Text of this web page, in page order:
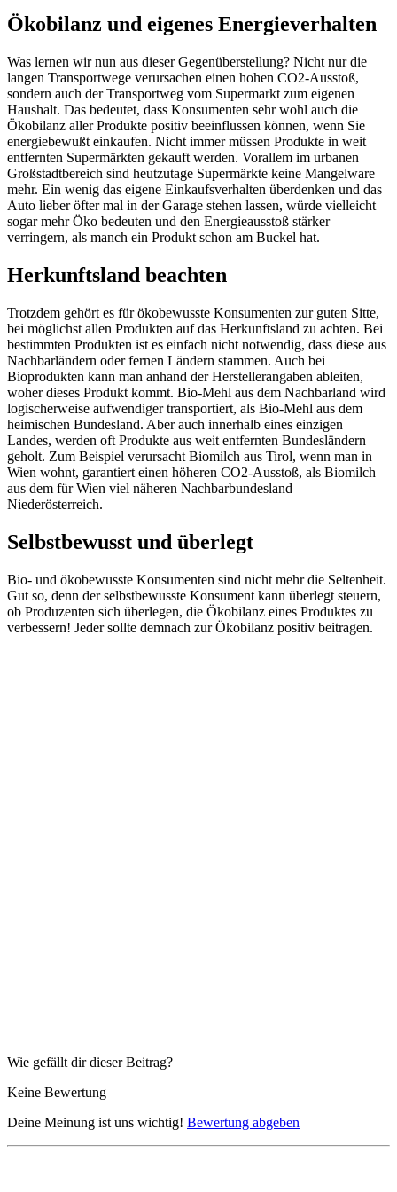
Ökobilanz und eigenes Energieverhalten
Was lernen wir nun aus dieser Gegenüberstellung? Nicht nur die
langen Transportwege verursachen einen hohen CO2-Ausstoß,
sondern auch der Transportweg vom Supermarkt zum eigenen
Haushalt. Das bedeutet, dass Konsumenten sehr wohl auch die
Ökobilanz aller Produkte positiv beeinflussen können, wenn Sie
energiebewußt einkaufen. Nicht immer müssen Produkte in weit
entfernten Supermärkten gekauft werden. Vorallem im urbanen
Großstadtbereich sind heutzutage Supermärkte keine Mangelware
mehr. Ein wenig das eigene Einkaufsverhalten überdenken und das
Auto lieber öfter mal in der Garage stehen lassen, würde vielleicht
sogar mehr Öko bedeuten und den Energieausstoß stärker
verringern, als manch ein Produkt schon am Buckel hat.
Herkunftsland beachten
Trotzdem gehört es für ökobewusste Konsumenten zur guten Sitte,
bei möglichst allen Produkten auf das Herkunftsland zu achten. Bei
bestimmten Produkten ist es einfach nicht notwendig, dass diese aus
Nachbarländern oder fernen Ländern stammen. Auch bei
Bioprodukten kann man anhand der Herstellerangaben ableiten,
woher dieses Produkt kommt. Bio-Mehl aus dem Nachbarland wird
logischerweise aufwendiger transportiert, als Bio-Mehl aus dem
heimischen Bundesland. Aber auch innerhalb eines einzigen
Landes, werden oft Produkte aus weit entfernten Bundesländern
geholt. Zum Beispiel verursacht Biomilch aus Tirol, wenn man in
Wien wohnt, garantiert einen höheren CO2-Ausstoß, als Biomilch
aus dem für Wien viel näheren Nachbarbundesland
Niederösterreich.
Selbstbewusst und überlegt
Bio- und ökobewusste Konsumenten sind nicht mehr die Seltenheit.
Gut so, denn der selbstbewusste Konsument kann überlegt steuern,
ob Produzenten sich überlegen, die Ökobilanz eines Produktes zu
verbessern! Jeder sollte demnach zur Ökobilanz positiv beitragen.
Wie gefällt dir dieser Beitrag?
Keine Bewertung
Deine Meinung ist uns wichtig! Bewertung abgeben